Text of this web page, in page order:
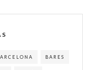
BARES